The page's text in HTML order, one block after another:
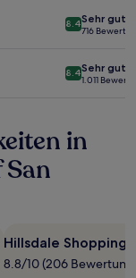
8.4Sehr gut
716
8.4Sehr gut
1.011
in
Hillsdale Shopping
8.8/10 (206